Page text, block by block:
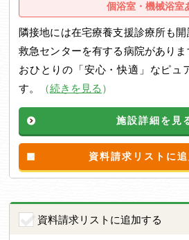
個浴室・機械浴室
隣接地には在宅療養支援診療所も
救急センターを有する病院があり
おひとりの「安心・快適」なピュ
す。
（続きを見る ）
施設詳細を見
資料請求リストに
資料請求リストに追加する